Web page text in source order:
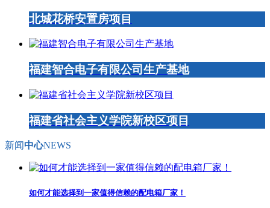
北城花桥安置房项目
福建智合电子有限公司生产基地
福建省社会主义学院新校区项目
新闻中心NEWS
如何才能选择到一家值得信赖的配电箱厂家！